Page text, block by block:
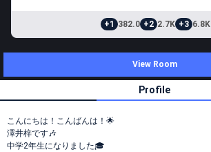
+1 382.0 +2 2.7K +3 6.8K
View Room
Profile
こんにちは！こんばんは！🌟
澤井梓です🎶
中学2年生になりました🎓